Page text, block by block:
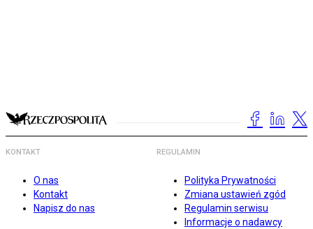
KONTAKT
O nas
Kontakt
Napisz do nas
REGULAMIN
Polityka Prywatności
Zmiana ustawień zgód
Regulamin serwisu
Informacje o nadawcy